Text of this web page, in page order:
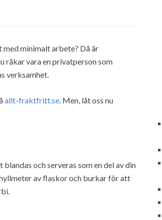
minimalt arbete? Då är
råkar vara en privatperson som
verksamhet.
allt-fraktfritt.se. Men, låt oss nu
blandas och serveras som en del av din
av flaskor och burkar för att